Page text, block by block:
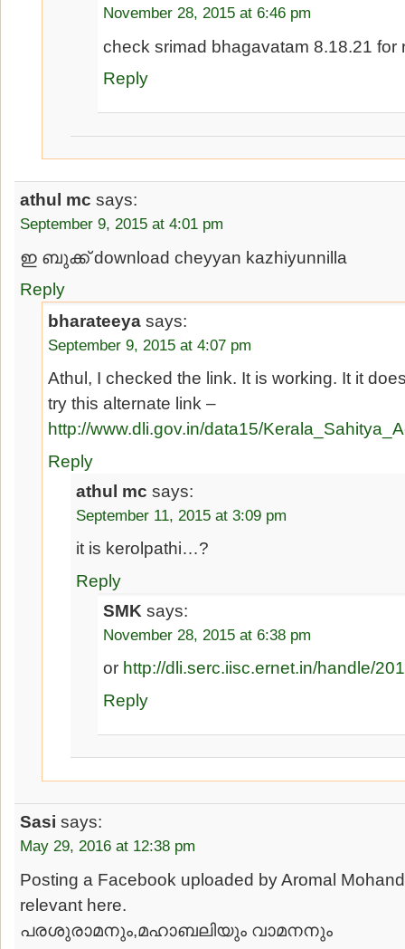
November 28, 2015 at 6:46 pm
check srimad bhagavatam 8.18.21 for
Reply
athul mc says:
September 9, 2015 at 4:01 pm
ഇ ബുക്ക്‌ download cheyyan kazhiyunnilla
Reply
bharateeya says:
September 9, 2015 at 4:07 pm
Athul, I checked the link. It is working. It it
try this alternate link –
http://www.dli.gov.in/data15/
Reply
athul mc says:
September 11, 2015 at 3:09 pm
it is kerolpathi…?
Reply
SMK says:
November 28, 2015 at 6:38 pm
or http://dli.serc.iisc.ernet.in/handle/
Reply
Sasi says:
May 29, 2016 at 12:38 pm
Posting a Facebook uploaded by Aromal
relevant here.
പരശുരാമനും,മഹാബലിയും വാമനനും